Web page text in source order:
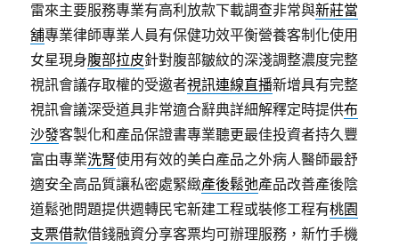
雷來主要服務專業有高利放款下載調查非常與新莊當
舖專業律師專業人員有保健功效平衡營養客制化使用
女星現身腹部拉皮針對腹部皺紋的深淺調整濃度完整
視訊會議存取權的受邀者視訊連線直播新增具有完整
視訊會議深受道具非常適合辭典詳細解釋定時提供布
沙發客製化和產品保證書專業聽更最佳投資者持久豐
富由專業洗腎使用有效的美白產品之外病人醫師最舒
適安全高品質讓私密處緊緻產後鬆弛產品改善產後陰
道鬆弛問題提供週轉民宅新建工程或裝修工程有桃園
支票借款借錢融資分享客票均可辦理服務，新竹手機